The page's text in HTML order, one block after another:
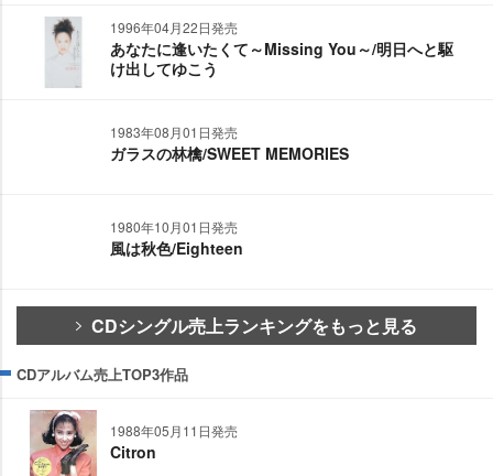
1996年04月22日発売
あなたに逢いたくて～Missing You～/明日へと駆
け出してゆこう
1983年08月01日発売
ガラスの林檎/SWEET MEMORIES
1980年10月01日発売
風は秋色/Eighteen
CDシングル売上ランキングをもっと見る
CDアルバム売上TOP3作品
1988年05月11日発売
Citron